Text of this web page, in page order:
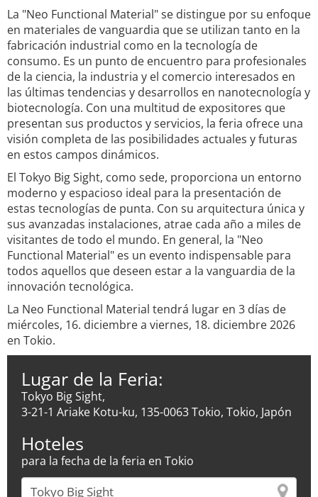
La "Neo Functional Material" se distingue por su enfoque
en materiales de vanguardia que se utilizan tanto en la
fabricación industrial como en la tecnología de
consumo. Es un punto de encuentro para profesionales
de la ciencia, la industria y el comercio interesados en
las últimas tendencias y desarrollos en nanotecnología y
biotecnología. Con una multitud de expositores que
presentan sus productos y servicios, la feria ofrece una
visión completa de las posibilidades actuales y futuras
en estos campos dinámicos.
El Tokyo Big Sight, como sede, proporciona un entorno
moderno y espacioso ideal para la presentación de
estas tecnologías de punta. Con su arquitectura única y
sus avanzadas instalaciones, atrae cada año a miles de
visitantes de todo el mundo. En general, la "Neo
Functional Material" es un evento indispensable para
todos aquellos que deseen estar a la vanguardia de la
innovación tecnológica.
La Neo Functional Material tendrá lugar en 3 días de
miércoles, 16. diciembre a viernes, 18. diciembre 2026
en Tokio.
Lugar de la Feria:
Tokyo Big Sight,
3-21-1 Ariake Kotu-ku, 135-0063 Tokio, Tokio, Japón
Hoteles
para la fecha de la feria en Tokio